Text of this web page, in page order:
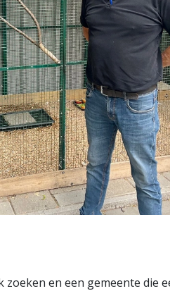
zoeken en een gemeente die